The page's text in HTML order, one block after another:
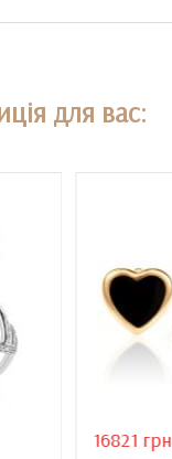
для вас:
16821 грн